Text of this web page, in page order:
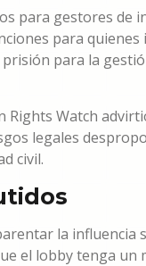
para gestores de
para quienes
para la
Rights Watch
legales
civil.
la influencia
el lobby tenga un